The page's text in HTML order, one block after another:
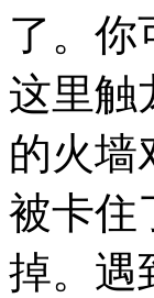
了。你
这里触
的火墙
被卡住
掉。遇